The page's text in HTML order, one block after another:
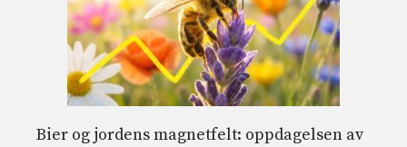
Bier og jordens magnetfelt: oppdagelsen av